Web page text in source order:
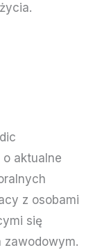
aktualne
z osobami
się
zawodowym.